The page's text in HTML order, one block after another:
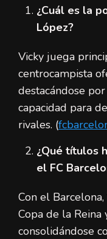
¿Cuál es la
López?
Vicky juega
centrocampista
destacándose
capacidad para
rivales. (
¿Qué títulos
el FC
Con el
Copa de la Reina
consolidándose